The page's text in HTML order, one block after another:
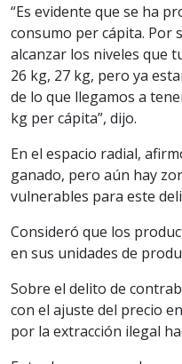
“Es evidente que se ha
consumo per cápita. Por
alcanzar los niveles que
26 kg, 27 kg, pero ya
de lo que llegamos a
kg per cápita”, dijo.
En el espacio radial,
ganado, pero aún hay
vulnerables para este
Consideró que los
en sus unidades de
Sobre el delito de
con el ajuste del precio
por la extracción ilegal